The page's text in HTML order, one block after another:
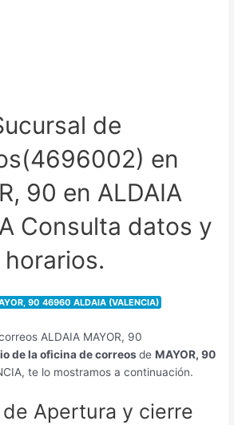
de
en
90 en ALDAIA
Consulta datos y
horarios.
90 46960 ALDAIA (VALENCIA)
de la oficina de correosdeMAYOR, 90
te lo mostramos a continuación.
Apertura y cierre